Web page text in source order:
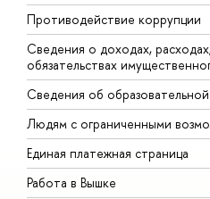
Противодействие коррупции
Сведения о доходах,
обязательствах
Сведения об образовательной
Людям с ограниченными
Единая платежная страница
Работа в Вышке